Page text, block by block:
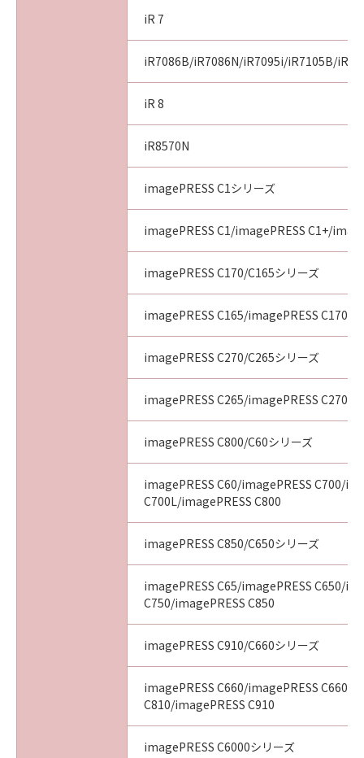
iR 7
iR7086B/iR7086N/iR7095i/iR7105B/
iR 8
iR8570N
imagePRESS C1シリーズ
imagePRESS C1/imagePRESS C1+/
imagePRESS C170/C165シリーズ
imagePRESS C165/imagePRESS C170
imagePRESS C270/C265シリーズ
imagePRESS C265/imagePRESS C270
imagePRESS C800/C60シリーズ
imagePRESS C60/imagePRESS C700/
C700L/imagePRESS C800
imagePRESS C850/C650シリーズ
imagePRESS C65/imagePRESS C650/
C750/imagePRESS C850
imagePRESS C910/C660シリーズ
imagePRESS C660/imagePRESS
C810/imagePRESS C910
imagePRESS C6000シリーズ